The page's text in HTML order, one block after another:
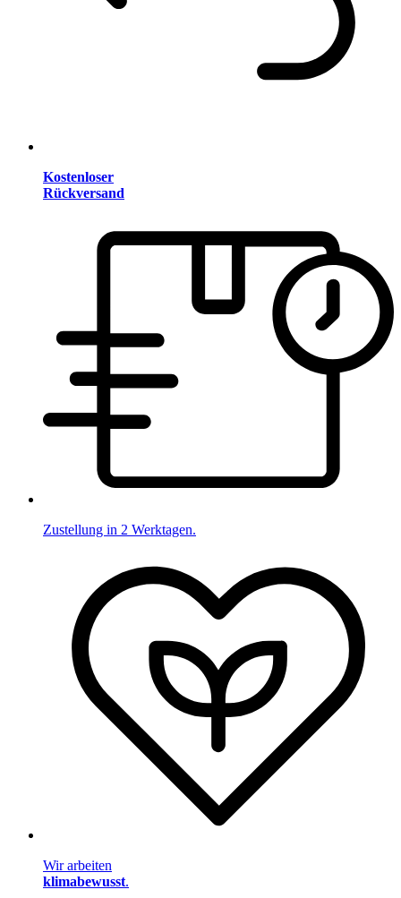
Kostenloser
Rückversand
Zustellung in 2 Werktagen.
Wir arbeiten
klimabewusst.